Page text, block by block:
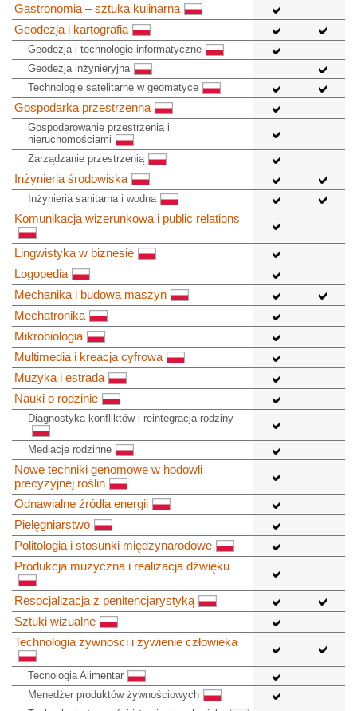
Gastronomia – sztuka kulinarna
Geodezja i kartografia
Geodezja i technologie informatyczne
Geodezja inżynieryjna
Technologie satelitarne w geomatyce
Gospodarka przestrzenna
Gospodarowanie przestrzenią i
nieruchomościami
Zarządzanie przestrzenią
Inżynieria środowiska
Inżynieria sanitarna i wodna
Komunikacja wizerunkowa i public relations
Lingwistyka w biznesie
Logopedia
Mechanika i budowa maszyn
Mechatronika
Mikrobiologia
Multimedia i kreacja cyfrowa
Muzyka i estrada
Nauki o rodzinie
Diagnostyka konfliktów i reintegracja rodziny
Mediacje rodzinne
Nowe techniki genomowe w hodowli
precyzyjnej roślin
Odnawialne źródła energii
Pielęgniarstwo
Politologia i stosunki międzynarodowe
Produkcja muzyczna i realizacja dźwięku
Resocjalizacja z penitencjarystyką
Sztuki wizualne
Technologia żywności i żywienie człowieka
Tecnologia Alimentar
Menedżer produktów żywnościowych